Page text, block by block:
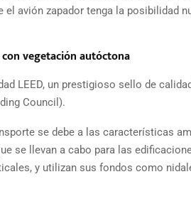
avión zapador tenga la posibilidad
vegetación autóctona
LEED, un prestigioso sello de
Council).
se debe a las características
se llevan a cabo para las
y utilizan sus fondos como